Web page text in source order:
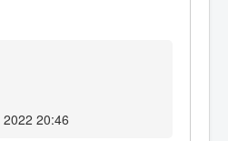
20:46